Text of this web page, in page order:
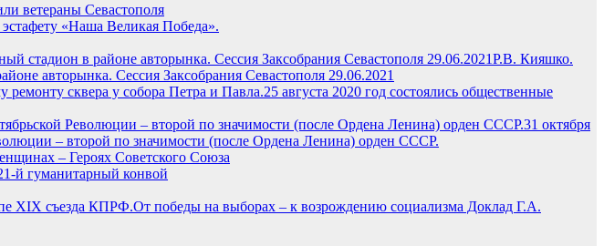
ветераны Севастополя
«Наша Великая Победа».
Р.В. Кияшко.
авторынка. Сессия Заксобрания Севастополя 29.06.2021
25 августа 2020 год состоялись общественные
31 октября
– второй по значимости (после Ордена Ленина) орден СССР.
– Героях Советского Союза
й гуманитарный конвой
От победы на выборах – к возрождению социализма Доклад Г.А.